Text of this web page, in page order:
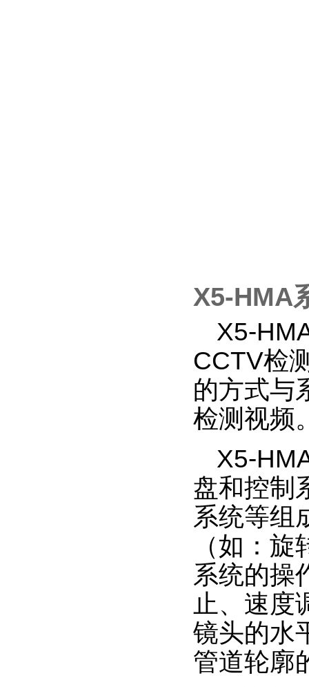
X5-HMA
X5-
CCTV检
的方式与
检测视频
X5-
盘和控制
系统等组
（如：
系统的操
止、速度
镜头的水
管道轮廓